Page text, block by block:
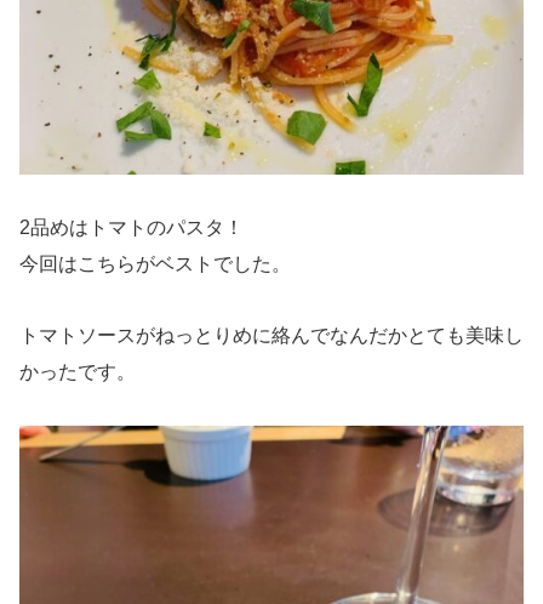
2品めはトマトのパスタ！
今回はこちらがベストでした。
トマトソースがねっとりめに絡んでなんだかとても美味し
かったです。